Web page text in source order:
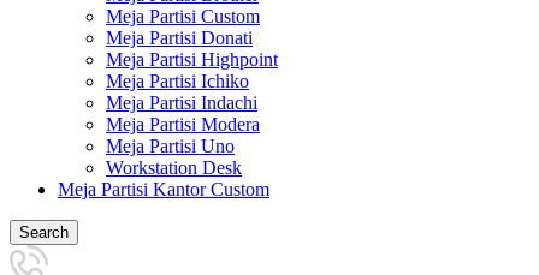
Meja Partisi Custom
Meja Partisi Donati
Meja Partisi Highpoint
Meja Partisi Ichiko
Meja Partisi Indachi
Meja Partisi Modera
Meja Partisi Uno
Workstation Desk
Meja Partisi Kantor Custom
Search